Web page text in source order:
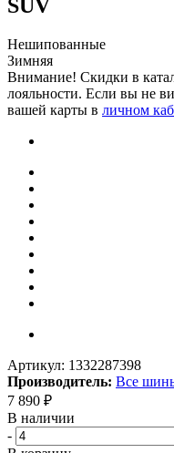
SUV
Нешипованные
Зимняя
Внимание! Скидки в
лояльности. Если вы не
вашей карты в личном
Артикул: 1332287398
Производитель: Все
7 890 ₽
В наличии
-